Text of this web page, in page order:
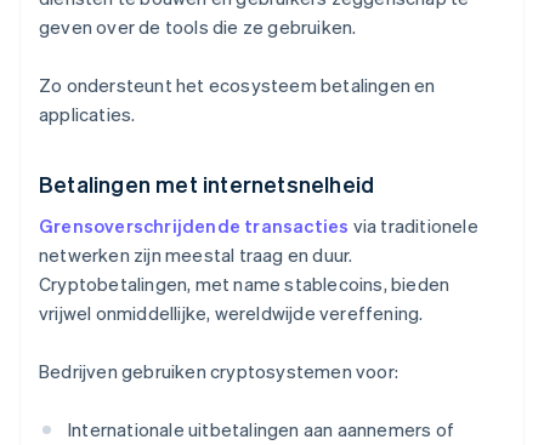
geven over de tools die ze gebruiken.
Zo ondersteunt het ecosysteem betalingen en
applicaties.
Betalingen met internetsnelheid
Grensoverschrijdende transacties via traditionele
netwerken zijn meestal traag en duur.
Cryptobetalingen, met name stablecoins, bieden
vrijwel onmiddellijke, wereldwijde vereffening.
Bedrijven gebruiken cryptosystemen voor:
Internationale uitbetalingen aan aannemers of